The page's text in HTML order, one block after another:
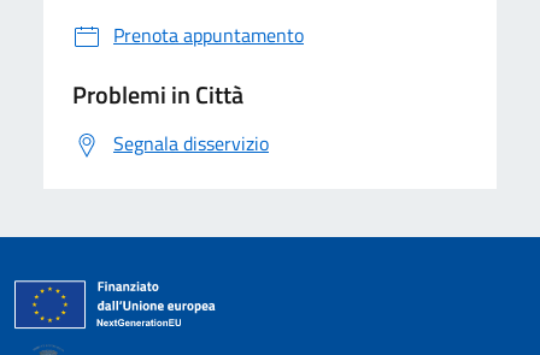
Prenota appuntamento
Problemi in Città
Segnala disservizio